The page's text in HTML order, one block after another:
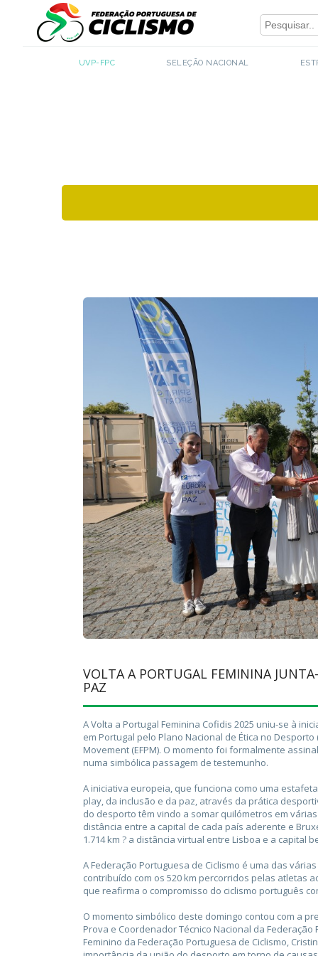
UVP-FPC SELEÇÃO NACIONAL
- UVP-FPC
VOLTA A PORTUGAL FEMININA
PAZ
A Volta a Portugal Feminina Cofidis 2025 uniu-se à
em Portugal pelo Plano Nacional de Ética no
Movement (EFPM). O momento foi formalmente
numa simbólica passagem de testemunho.
A iniciativa europeia, que funciona como uma
play, da inclusão e da paz, através da prática
do desporto têm vindo a somar quilómetros em
distância entre a capital de cada país aderente e
1.714 km ? a distância virtual entre Lisboa e a capital
A Federação Portuguesa de Ciclismo é uma das
contribuído com os 520 km percorridos pelas atletas
que reafirma o compromisso do ciclismo português
O momento simbólico deste domingo contou com a
Prova e Coordenador Técnico Nacional da
Feminino da Federação Portuguesa de Ciclismo,